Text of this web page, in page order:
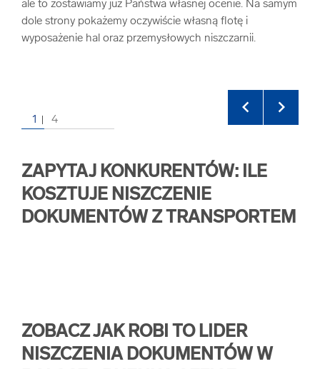
ale to zostawiamy już Państwa własnej ocenie. Na samym
dole strony pokażemy oczywiście własną flotę i
wyposażenie hal oraz przemysłowych niszczarnii.
1 4
ZAPYTAJ KONKURENTÓW: ILE
KOSZTUJE NISZCZENIE
DOKUMENTÓW Z TRANSPORTEM
ZOBACZ JAK ROBI TO LIDER
NISZCZENIA DOKUMENTÓW W